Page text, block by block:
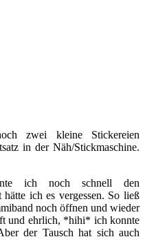
zwei kleine Stickereien
in der Näh/Stickmaschine.
ich noch schnell den
ich es vergessen. So ließ
noch öffnen und wieder
und ehrlich, *hihi* ich konnte
der Tausch hat sich auch